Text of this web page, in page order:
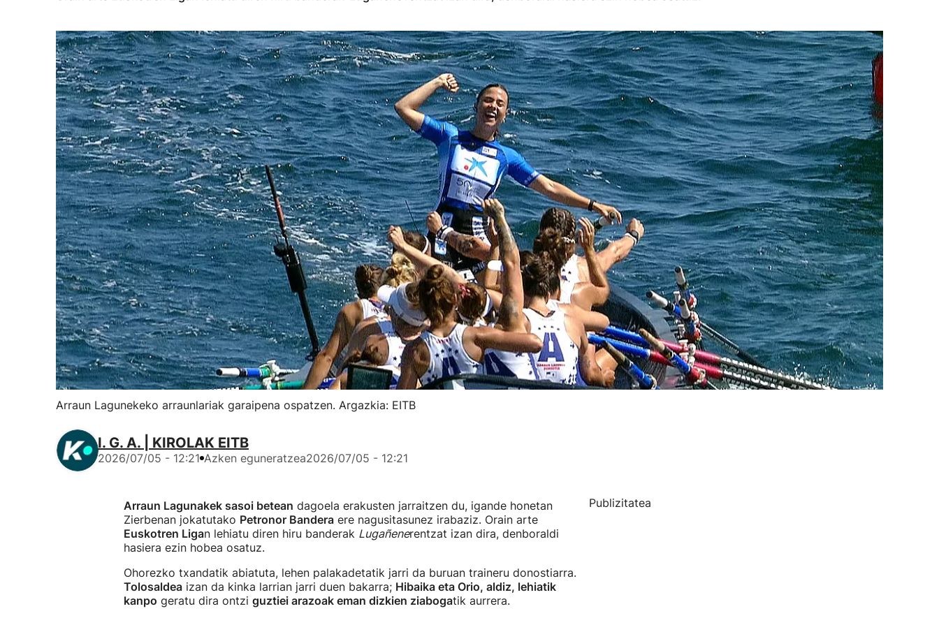
Arraun Lagunekeko arraunlariak garaipena ospatzen. Argazkia: EITB
I. G. A. | KIROLAK EITB
2026/07/05 - 12:21 Azken eguneratzea2026/07/05 - 12:21
Arraun Lagunakek sasoi betean dagoela erakusten jarraitzen du, igande honetan
Zierbenan jokatutako Petronor Bandera ere nagusitasunez irabaziz. Orain arte
Euskotren Ligan lehiatu diren hiru banderak Lugañenerentzat izan dira, denboraldi
hasiera ezin hobea osatuz.
Ohorezko txandatik abiatuta, lehen palakadetatik jarri da buruan traineru donostiarra.
Tolosaldea izan da kinka larrian jarri duen bakarra; Hibaika eta Orio, aldiz, lehiatik
kanpo geratu dira ontzi guztiei arazoak eman dizkien ziabogatik aurrera.
Publizitatea